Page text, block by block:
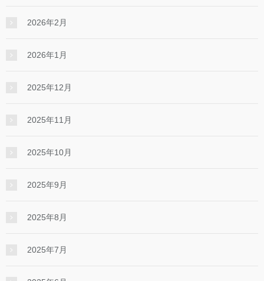
2026年2月
2026年1月
2025年12月
2025年11月
2025年10月
2025年9月
2025年8月
2025年7月